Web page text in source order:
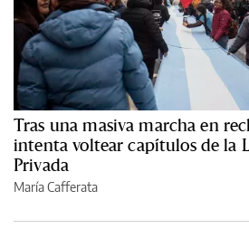
Tras una masiva marcha en
intenta voltear capítulos de la
Privada
María Cafferata